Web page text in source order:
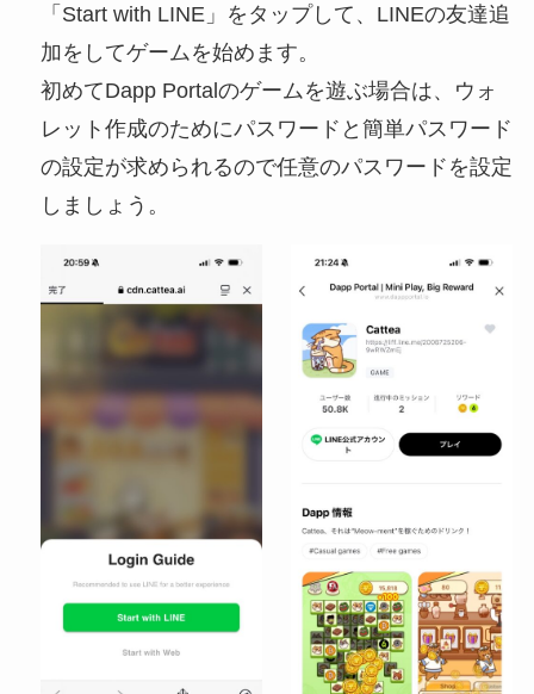
「Start with LINE」をタップして、LINEの友達追
加をしてゲームを始めます。
初めてDapp Portalのゲームを遊ぶ場合は、ウォ
レット作成のためにパスワードと簡単パスワード
の設定が求められるので任意のパスワードを設定
しましょう。